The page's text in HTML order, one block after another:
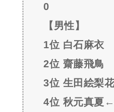
0
【男性】
1位 白石麻衣
2位 齋藤飛鳥
3位 生田絵梨花
4位 秋元真